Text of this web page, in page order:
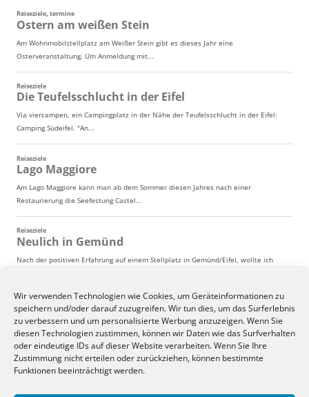
Wir verwenden Technologien wie Cookies, um Geräteinformationen zu
speichern und/oder darauf zuzugreifen. Wir tun dies, um das Surferlebnis
zu verbessern und um personalisierte Werbung anzuzeigen. Wenn Sie
diesen Technologien zustimmen, können wir Daten wie das Surfverhalten
oder eindeutige IDs auf dieser Website verarbeiten. Wenn Sie Ihre
Zustimmung nicht erteilen oder zurückziehen, können bestimmte
Funktionen beeinträchtigt werden.